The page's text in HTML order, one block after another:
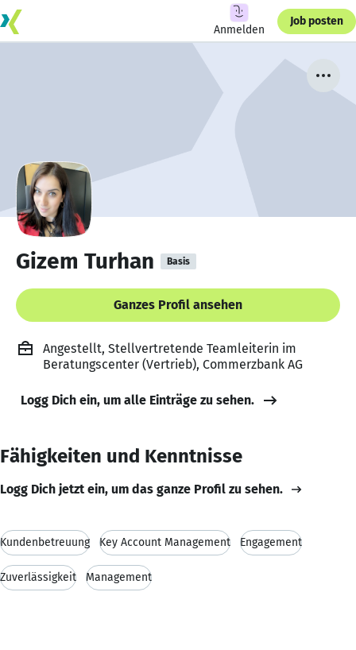
Anmelden
Job posten
Gizem Turhan Basis
Ganzes Profil ansehen
Angestellt, Stellvertretende Teamleiterin im
Beratungscenter (Vertrieb), Commerzbank AG
Logg Dich ein, um alle Einträge zu sehen.
Fähigkeiten und Kenntnisse
Logg Dich jetzt ein, um das ganze Profil zu sehen.
Kundenbetreuung Key Account Management Engagement
Zuverlässigkeit Management